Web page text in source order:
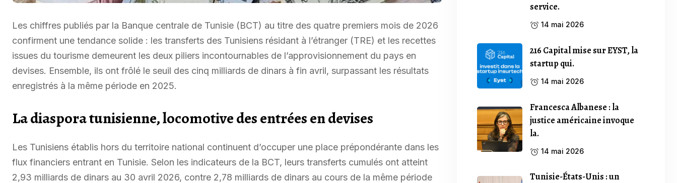
Les chiffres publiés par la Banque centrale de Tunisie (BCT) au titre des quatre premiers mois de 2026
confirment une tendance solide : les transferts des Tunisiens résidant à l’étranger (TRE) et les recettes
issues du tourisme demeurent les deux piliers incontournables de l’approvisionnement du pays en
devises. Ensemble, ils ont frôlé le seuil des cinq milliards de dinars à fin avril, surpassant les résultats
enregistrés à la même période en 2025.
La diaspora tunisienne, locomotive des entrées en devises
Les Tunisiens établis hors du territoire national continuent d’occuper une place prépondérante dans les
flux financiers entrant en Tunisie. Selon les indicateurs de la BCT, leurs transferts cumulés ont atteint
2,93 milliards de dinars au 30 avril 2026, contre 2,78 milliards de dinars au cours de la même période
service.
14 mai 2026
216 Capital mise sur EYST, la
startup qui.
14 mai 2026
Francesca Albanese : la
justice américaine invoque
la.
14 mai 2026
Tunisie-États-Unis : un